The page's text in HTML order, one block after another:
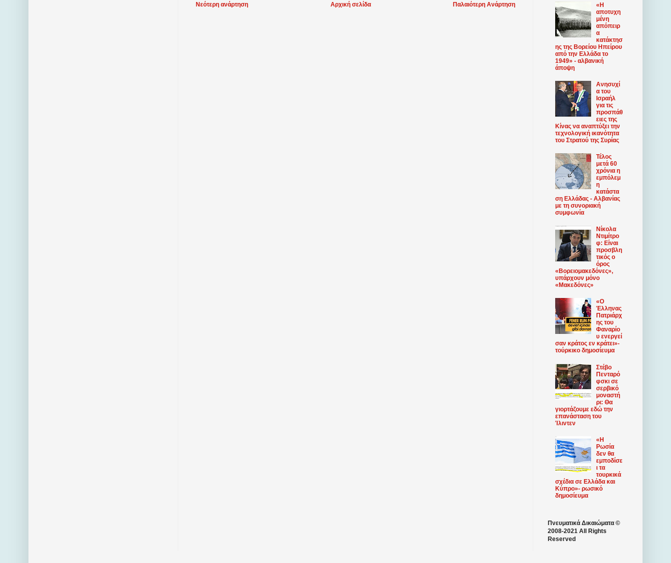
Νεότερη ανάρτηση Παλαιότερη Ανάρτηση
Αρχική σελίδα
«Η
αποτυχη
μένη
απόπειρ
α
κατάκτησ
ης της Βορείου Ηπείρου
από την Ελλάδα το
1949» - αλβανική
άποψη
Ανησυχί
α του
Ισραήλ
για τις
προσπάθ
ειες της
Κίνας να αναπτύξει την
τεχνολογική ικανότητα
του Στρατού της Συρίας
Τέλος
μετά 60
χρόνια η
εμπόλεμ
η
κατάστα
ση Ελλάδας - Αλβανίας
με τη συνοριακή
συμφωνία
Νίκολα
Ντιμίτρο
φ: Είναι
προσβλη
τικός ο
όρος
«Βορειομακεδόνες»,
υπάρχουν μόνο
«Μακεδόνες»
«Ο
Έλληνας
Πατριάρχ
ης του
Φαναρίο
υ ​​ενεργεί
σαν κράτος εν κράτει»-
τούρκικο δημοσίευμα
Στέβο
Πενταρό
φσκι σε
σερβικό
μοναστή
ρι: Θα
γιορτάζουμε εδώ την
επανάσταση του
Ίλιντεν
«Η
Ρωσία
δεν θα
εμποδίσε
ι τα
τουρκικά
σχέδια σε Ελλάδα και
Κύπρο»- ρωσικό
δημοσίευμα
Πνευματικά Δικαιώματα ©
2008-2021 All Rights
Reserved